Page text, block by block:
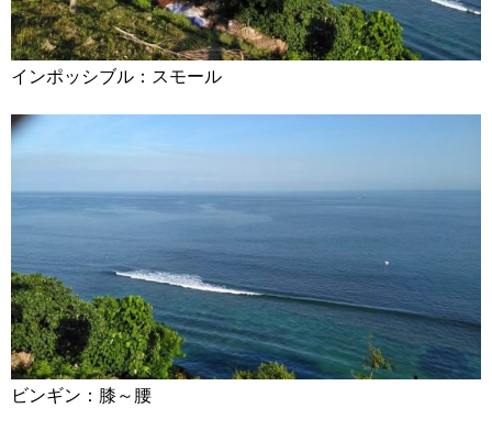
インポッシブル：スモール
ビンギン：膝～腰